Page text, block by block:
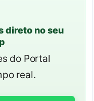
direto no seu
do Portal
real.